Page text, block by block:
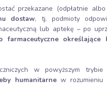
przekazane (odpłatnie
dostaw, tj. podmioty
lub aptekę – po
farmaceutyczne
w powyższym trybie
humanitarnew rozumieniu